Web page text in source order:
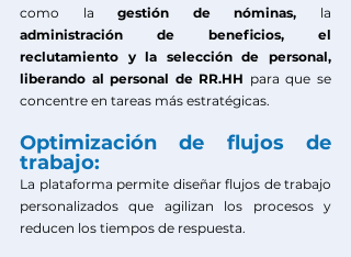
como la gestión de nóminas,
administración de beneficios, el
reclutamiento y la selección de personal,
liberando al personal de RR.HH para que se
concentre en tareas más estratégicas.
Optimización de flujos de
trabajo:
La plataforma permite diseñar flujos de trabajo
personalizados que agilizan los procesos y
reducen los tiempos de respuesta.